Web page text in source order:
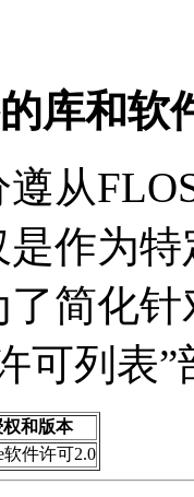
库和软
从
作为特
简化
可列表
和版本
软件许可2.0